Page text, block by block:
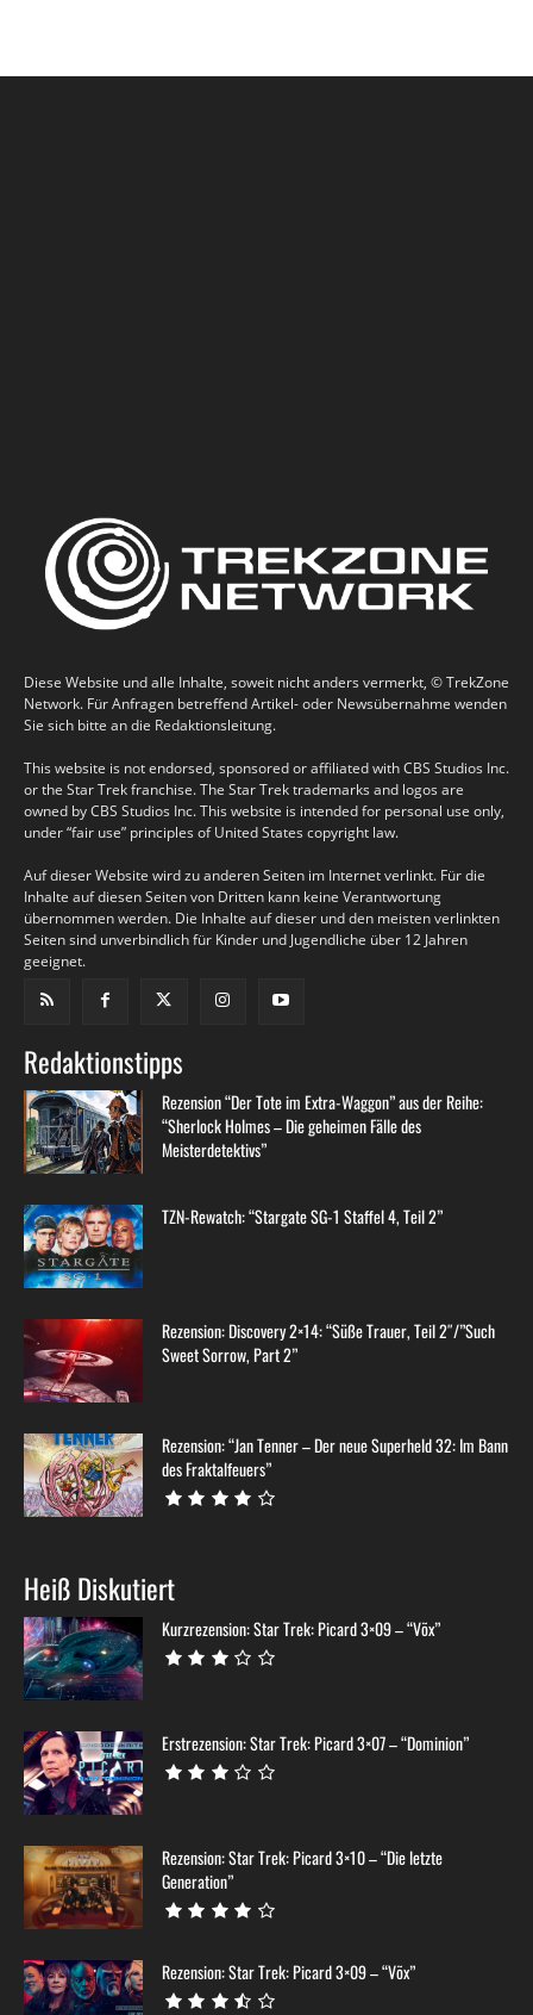
Diese Website und alle Inhalte, soweit nicht anders vermerkt, © TrekZone
Network. Für Anfragen betreffend Artikel- oder Newsübernahme wenden
Sie sich bitte an die Redaktionsleitung.
This website is not endorsed, sponsored or affiliated with CBS Studios Inc.
or the Star Trek franchise. The Star Trek trademarks and logos are
owned by CBS Studios Inc. This website is intended for personal use only,
under “fair use” principles of United States copyright law.
Auf dieser Website wird zu anderen Seiten im Internet verlinkt. Für die
Inhalte auf diesen Seiten von Dritten kann keine Verantwortung
übernommen werden. Die Inhalte auf dieser und den meisten verlinkten
Seiten sind unverbindlich für Kinder und Jugendliche über 12 Jahren
geeignet.
Redaktionstipps
Rezension “Der Tote im Extra-Waggon” aus der Reihe:
“Sherlock Holmes – Die geheimen Fälle des
Meisterdetektivs”
TZN-Rewatch: “Stargate SG-1 Staffel 4, Teil 2”
Rezension: Discovery 2×14: “Süße Trauer, Teil 2″/”Such
Sweet Sorrow, Part 2”
Rezension: “Jan Tenner – Der neue Superheld 32: Im Bann
des Fraktalfeuers”
Heiß Diskutiert
Kurzrezension: Star Trek: Picard 3×09 – “Võx”
Erstrezension: Star Trek: Picard 3×07 – “Dominion”
Rezension: Star Trek: Picard 3×10 – “Die letzte
Generation”
Rezension: Star Trek: Picard 3×09 – “Võx”